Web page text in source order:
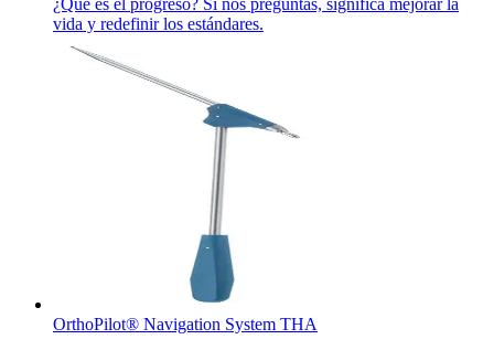
¿Qué es el progreso? Si nos preguntas, significa mejorar la
vida y redefinir los estándares.
OrthoPilot® Navigation System THA